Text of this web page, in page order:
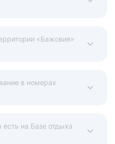
«Бажовия»
в номерах
есть на Базе отдыха